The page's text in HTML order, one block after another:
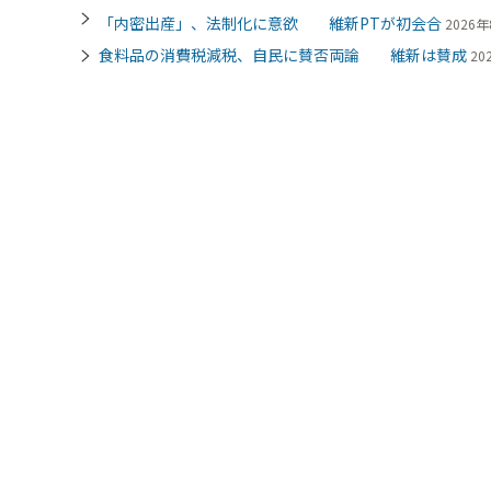
「内密出産」、法制化に意欲 維新PTが初会合 2026
食料品の消費税減税、自民に賛否両論 維新は賛成